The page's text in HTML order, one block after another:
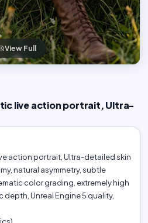
View Full
live action portrait, Ultra-
action portrait, Ultra-detailed skin
natural asymmetry, subtle
color grading, extremely high
Unreal Engine 5 quality,